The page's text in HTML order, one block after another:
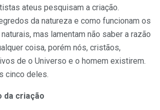
ateus pesquisam a criação.
da natureza e como funcionam os
mas lamentam não saber a razão
coisa, porém nós, cristãos,
de o Universo e o homem existirem.
cinco deles.
da criação